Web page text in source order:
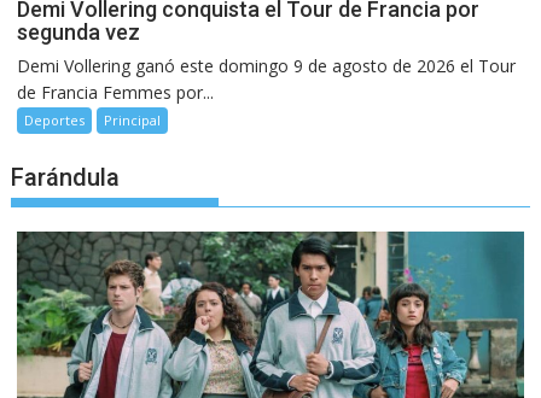
Demi Vollering conquista el Tour de Francia por
segunda vez
Demi Vollering ganó este domingo 9 de agosto de 2026 el Tour
de Francia Femmes por...
Deportes Principal
Farándula